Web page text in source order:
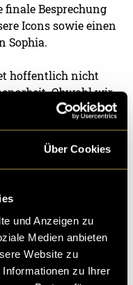
Über Cookies
und Anzeigen zu
Medien anbieten
Website zu
zu Ihrer
Besprechung
Icons sowie einen
Sophia.
hoffentlich nicht
Obwohl wir
abgeben
nicht für etwas
uns über einen